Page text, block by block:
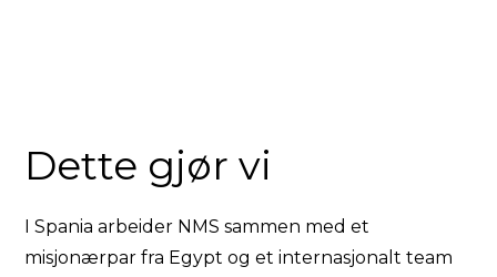
Dette gjør vi
I Spania arbeider NMS sammen med et
misjonærpar fra Egypt og et internasjonalt team